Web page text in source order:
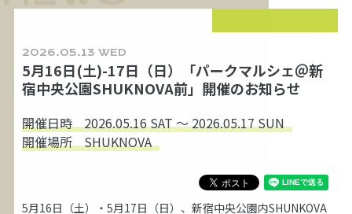
2026.05.13 WED
5月16日(土)-17日（日）「パークマルシェ＠新
宿中央公園SHUKNOVA前」開催のお知らせ
開催日時
2026.05.16 SAT ～ 2026.05.17 SUN
開催場所
SHUKNOVA
5月16日（土）・5月17日（日）、新宿中央公園内SHUNKOVA